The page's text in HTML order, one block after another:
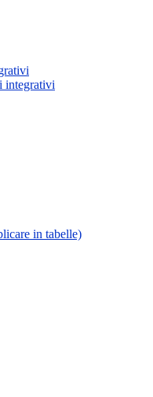
integrativi
in tabelle)